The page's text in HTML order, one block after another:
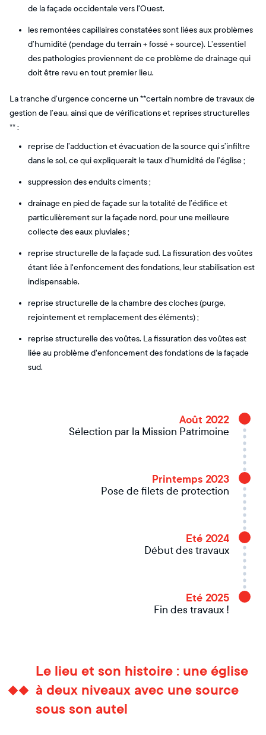
de la façade occidentale vers l'Ouest.
les remontées capillaires constatées sont liées aux problèmes
d’humidité (pendage du terrain + fossé + source). L’essentiel
des pathologies proviennent de ce problème de drainage qui
doit être revu en tout premier lieu.
La tranche d’urgence concerne un **certain nombre de travaux de
gestion de l’eau, ainsi que de vérifications et reprises structurelles
** :
reprise de l’adduction et évacuation de la source qui s’infiltre
dans le sol, ce qui expliquerait le taux d’humidité de l’église ;
suppression des enduits ciments ;
drainage en pied de façade sur la totalité de l’édifice et
particulièrement sur la façade nord, pour une meilleure
collecte des eaux pluviales ;
reprise structurelle de la façade sud. La fissuration des voûtes
étant liée à l'enfoncement des fondations, leur stabilisation est
indispensable.
reprise structurelle de la chambre des cloches (purge,
rejointement et remplacement des éléments) ;
reprise structurelle des voûtes. La fissuration des voûtes est
liée au problème d'enfoncement des fondations de la façade
sud.
Août 2022
Sélection par la Mission Patrimoine
Printemps 2023
Pose de filets de protection
Eté 2024
Début des travaux
Eté 2025
Fin des travaux !
Le lieu et son histoire : une église
à deux niveaux avec une source
sous son autel